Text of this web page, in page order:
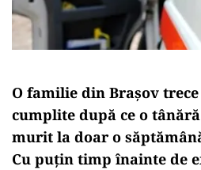
O familie din Braşov
cumplite după ce o
murit la doar o
Cu puţin timp înainte de